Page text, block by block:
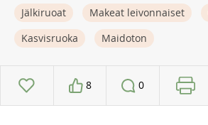
Jälkiruoat Makeat leivonnaiset
Kasvisruoka
Maidoton
8 0